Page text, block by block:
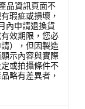
品資訊頁面不
瑕疵或損壞，
內申請退換貨
有效期限，您必
），但因製造
示內容與實際
或拍攝條件不
略有差異者，